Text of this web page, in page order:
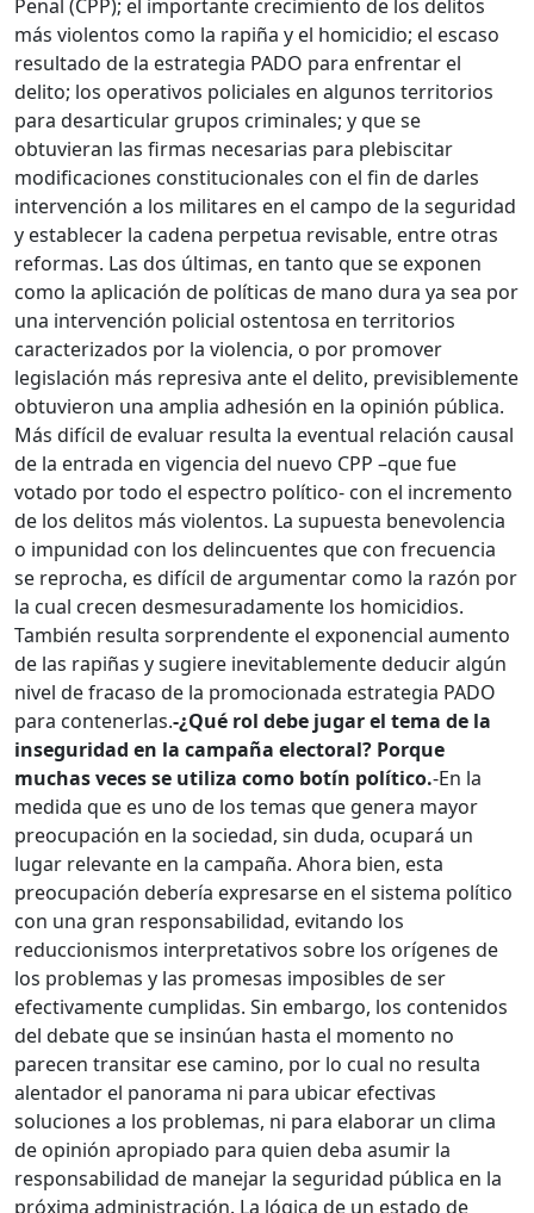
Penal (CPP); el importante crecimiento de los delitos
más violentos como la rapiña y el homicidio; el escaso
resultado de la estrategia PADO para enfrentar el
delito; los operativos policiales en algunos territorios
para desarticular grupos criminales; y que se
obtuvieran las firmas necesarias para plebiscitar
modificaciones constitucionales con el fin de darles
intervención a los militares en el campo de la seguridad
y establecer la cadena perpetua revisable, entre otras
reformas. Las dos últimas, en tanto que se exponen
como la aplicación de políticas de mano dura ya sea por
una intervención policial ostentosa en territorios
caracterizados por la violencia, o por promover
legislación más represiva ante el delito, previsiblemente
obtuvieron una amplia adhesión en la opinión pública.
Más difícil de evaluar resulta la eventual relación causal
de la entrada en vigencia del nuevo CPP –que fue
votado por todo el espectro político- con el incremento
de los delitos más violentos. La supuesta benevolencia
o impunidad con los delincuentes que con frecuencia
se reprocha, es difícil de argumentar como la razón por
la cual crecen desmesuradamente los homicidios.
También resulta sorprendente el exponencial aumento
de las rapiñas y sugiere inevitablemente deducir algún
nivel de fracaso de la promocionada estrategia PADO
para contenerlas.-¿Qué rol debe jugar el tema de la
inseguridad en la campaña electoral? Porque
muchas veces se utiliza como botín político.-En la
medida que es uno de los temas que genera mayor
preocupación en la sociedad, sin duda, ocupará un
lugar relevante en la campaña. Ahora bien, esta
preocupación debería expresarse en el sistema político
con una gran responsabilidad, evitando los
reduccionismos interpretativos sobre los orígenes de
los problemas y las promesas imposibles de ser
efectivamente cumplidas. Sin embargo, los contenidos
del debate que se insinúan hasta el momento no
parecen transitar ese camino, por lo cual no resulta
alentador el panorama ni para ubicar efectivas
soluciones a los problemas, ni para elaborar un clima
de opinión apropiado para quien deba asumir la
responsabilidad de manejar la seguridad pública en la
próxima administración. La lógica de un estado de